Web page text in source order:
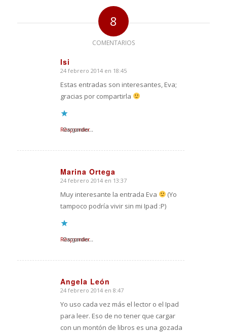
8
COMENTARIOS
Isi
Dice:
24 febrero 2014 en 18:45
Estas entradas son interesantes, Eva;
gracias por compartirla
Cargando...
Responder
Marina Ortega
Dice:
24 febrero 2014 en 13:37
Muy interesante la entrada Eva
(Yo
tampoco podría vivir sin mi Ipad :P)
Cargando...
Responder
Angela León
Dice:
24 febrero 2014 en 8:47
Yo uso cada vez más el lector o el Ipad
para leer. Eso de no tener que cargar
con un montón de libros es una gozada